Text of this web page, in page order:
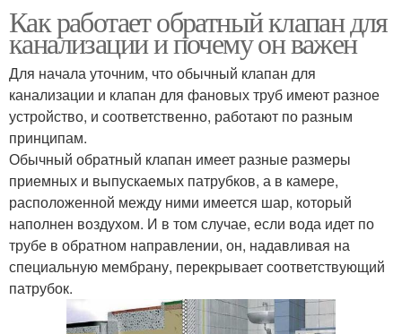
Как работает обратный клапан для
канализации и почему он важен
Для начала уточним, что обычный клапан для
канализации и клапан для фановых труб имеют разное
устройство, и соответственно, работают по разным
принципам.
Обычный обратный клапан имеет разные размеры
приемных и выпускаемых патрубков, а в камере,
расположенной между ними имеется шар, который
наполнен воздухом. И в том случае, если вода идет по
трубе в обратном направлении, он, надавливая на
специальную мембрану, перекрывает соответствующий
патрубок.